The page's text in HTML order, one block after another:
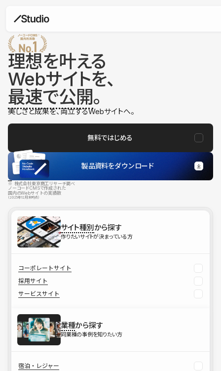
理想を叶える
Webサイトを、
最速で公開。
美しさと成果を、両立するWebサイトへ。
無料ではじめる
製品資料をダウンロード
※ 株式会社東京商工リサーチ調べ
ノーコードCMSで作成された
国内のWebサイトの実績数
（2025年12月末時点）
サイト種別から探す
作りたいサイトが決まっている方
コーポレートサイト
採用サイト
サービスサイト
業種から探す
同業種の事例を知りたい方
宿泊・レジャー